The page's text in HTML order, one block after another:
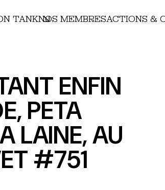
TANKNOS MEMBRESACTIONS &
ENFIN
PETA
LAINE, AU
#751